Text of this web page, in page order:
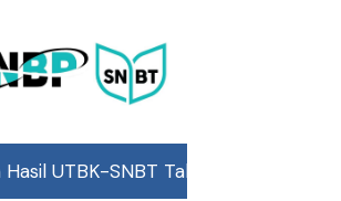
SNBT Tahun 2026 pada 25 Mei